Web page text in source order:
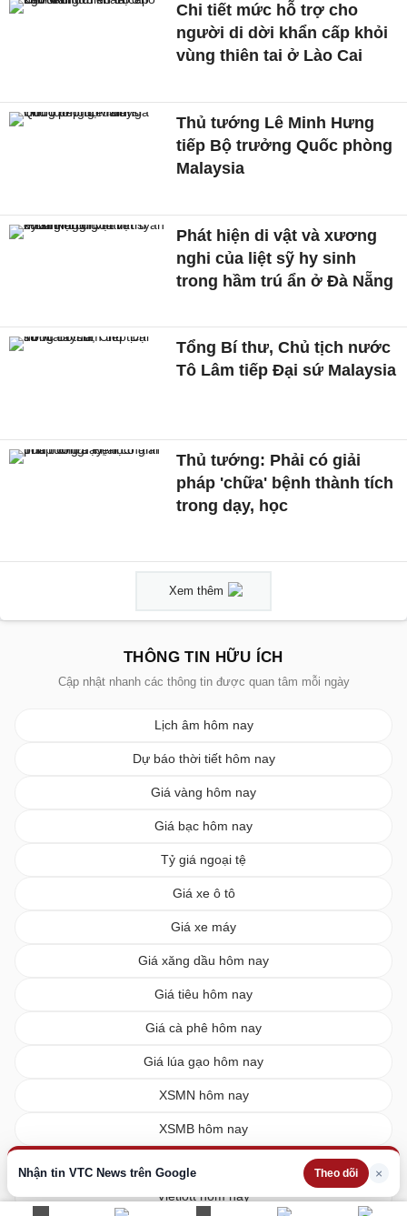
Nhận tin VTC News trên Google Theo dõi ×
Chi tiết mức hỗ trợ cho
người di dời khẩn cấp khỏi
vùng thiên tai ở Lào Cai
Thủ tướng Lê Minh Hưng
tiếp Bộ trưởng Quốc phòng
Malaysia
Phát hiện di vật và xương
nghi của liệt sỹ hy sinh
trong hầm trú ẩn ở Đà Nẵng
Tổng Bí thư, Chủ tịch nước
Tô Lâm tiếp Đại sứ Malaysia
Thủ tướng: Phải có giải
pháp 'chữa' bệnh thành tích
trong dạy, học
Xem thêm
THÔNG TIN HỮU ÍCH
Cập nhật nhanh các thông tin được quan tâm mỗi ngày
Lịch âm hôm nay
Dự báo thời tiết hôm nay
Giá vàng hôm nay
Giá bạc hôm nay
Tỷ giá ngoại tệ
Giá xe ô tô
Giá xe máy
Giá xăng dầu hôm nay
Giá tiêu hôm nay
Giá cà phê hôm nay
Giá lúa gạo hôm nay
XSMN hôm nay
XSMB hôm nay
Vietlott hôm nay